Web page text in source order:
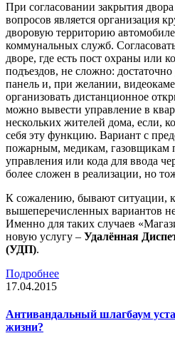
При согласовании закрытия
вопросов является организация
дворовую территорию
коммунальных служб.
дворе, где есть пост охраны или
подъездов, не сложно:
панель и, при желании,
организовать дистанционное
можно вывести управление в
нескольких жителей дома, если,
себя эту функцию. Вариант с
пожарным, медикам, газовщикам
управления или кода для ввода
более сложен в реализации, но
К сожалению, бывают ситуации,
вышеперечисленных вариантов
Именно для таких случаев
новую услугу – Удалённая
(УДП).
Подробнее
17.04.2015
Антивандальный шлагбаум
жизни?